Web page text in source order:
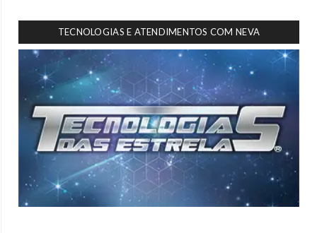
TECNOLOGIAS E ATENDIMENTOS COM NEVA